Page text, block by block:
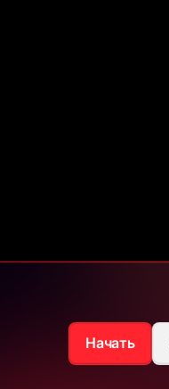
Начать